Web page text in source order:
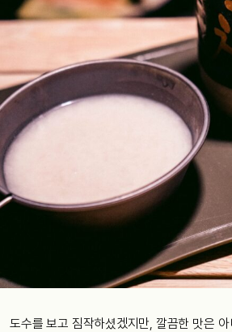
도수를 보고 짐작하셨겠지만, 깔끔한 맛은